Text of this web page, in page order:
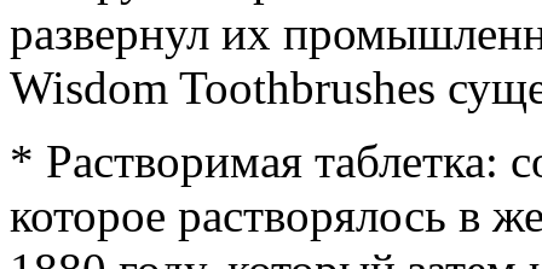
развернул их
Wisdom Toothbrushes
* Растворимая таблетка:
которое растворялось в